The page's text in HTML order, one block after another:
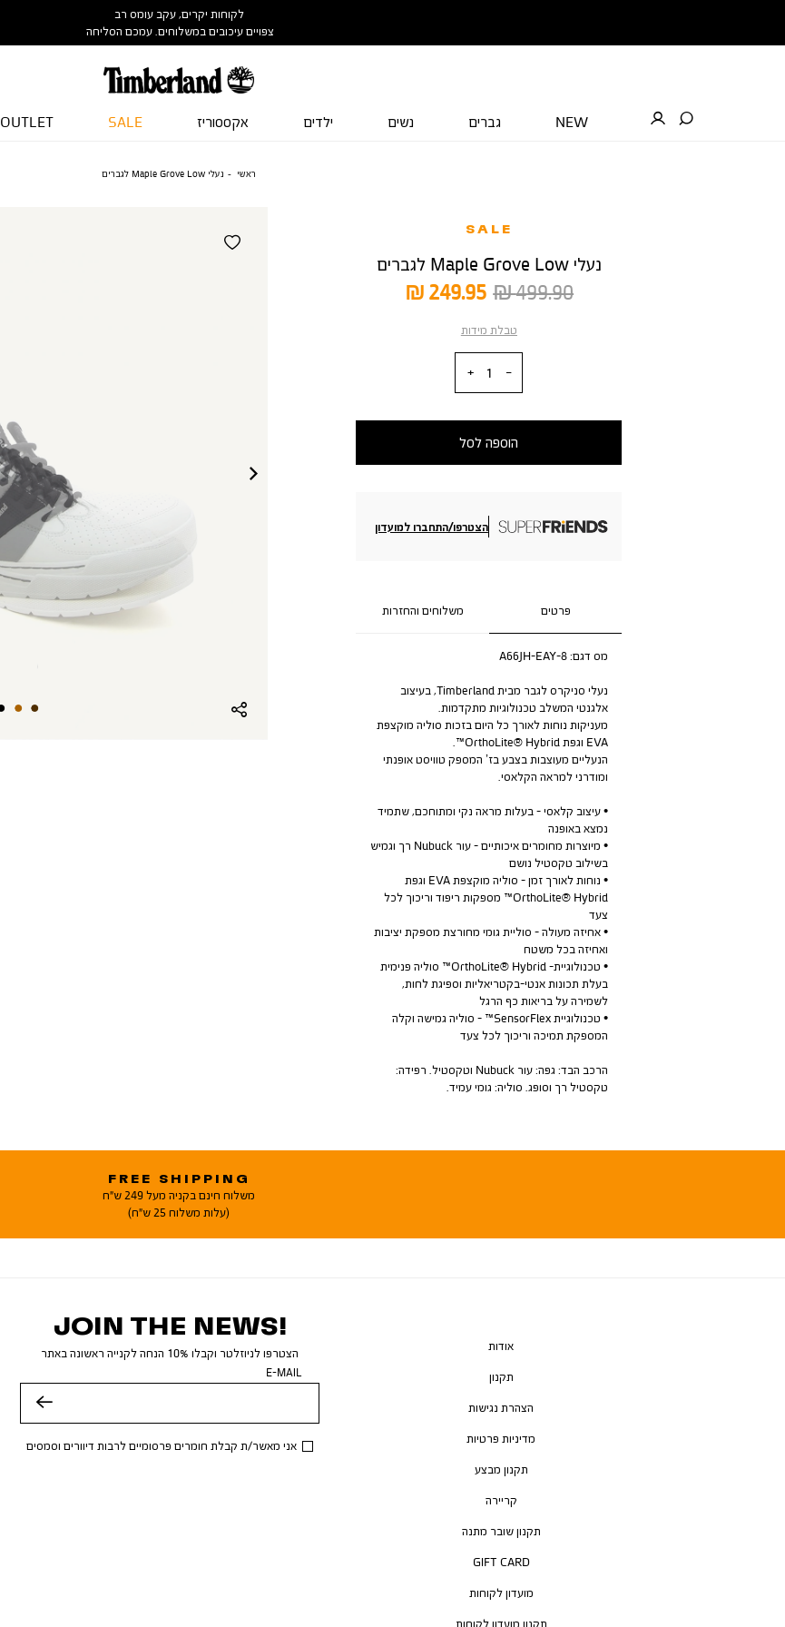
לקוחות יקרים, עקב עומס רב
צפויים עיכובים במשלוחים. עמכם הסליחה
NEW גברים נשים ילדים אקססוריז SALE
OUTLET
ראשי נעלי Maple Grove Low לגברים
SALE
נעלי Maple Grove Low לגברים
מחיר
249.95 ₪
מחיר
499.90 ₪
טבלת מידות
הוספה לסל
הצטרפו/התחברו למועדון
פרטים משלוחים והחזרות
מס דגם:A66JH-EAY-8
נעלי סניקרס לגבר מבית Timberland, בעיצוב
אלגנטי המשלב טכנולוגיות מתקדמות.
מעניקות נוחות לאורך כל היום בזכות סוליה מוקצפת
EVA וגפת OrthoLite® Hybrid™.
הנעליים מעוצבות בצבע בז’ המספק טוויסט אופנתי
ומודרני למראה הקלאסי.
• עיצוב קלאסי - בעלות מראה נקי ומתוחכם, שתמיד
נמצא באופנה
• מיוצרות מחומרים איכותיים - עור Nubuck רך וגמיש
בשילוב טקסטיל נושם
• נוחות לאורך זמן - סוליה מוקצפת EVA וגפת
OrthoLite® Hybrid™ מספקות ריפוד וריכוך לכל
צעד
• אחיזה מעולה - סוליית גומי מחורצת מספקת יציבות
ואחיזה בכל משטח
• טכנולוגיית- OrthoLite® Hybrid™ סוליה פנימית
בעלת תכונות אנטי-בקטריאליות וספיגת לחות,
לשמירה על בריאות כף הרגל
• טכנולוגיית SensorFlex™ - סוליה גמישה וקלה
המספקת תמיכה וריכוך לכל צעד
הרכב הבד: גפה: עור Nubuck וטקסטיל. רפידה:
טקסטיל רך וסופג. סוליה: גומי עמיד.
FREE SHIPPING
משלוח חינם בקניה מעל 249 ש"ח
(עלות משלוח 25 ש"ח)
JOIN THE NEWS!
הצטרפו לניוזלטר וקבלו 10% הנחה לקנייה ראשונה באתר
E-MAIL
אני מאשר/ת קבלת חומרים פרסומיים לרבות דיוורים וסמסים
אודות
תקנון
הצהרת נגישות
מדיניות פרטיות
תקנון מבצע
קריירה
תקנון שובר מתנה
GIFT CARD
מועדון לקוחות
תקנון מועדון לקוחות